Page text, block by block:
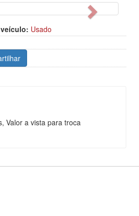
Próximo
Usado
Valor a vista para troca